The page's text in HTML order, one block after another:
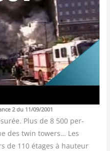
2 du 11/​09/​2001
Plus de 8 500 per­
des twin towers… Les
de 110 étages à hau­teur